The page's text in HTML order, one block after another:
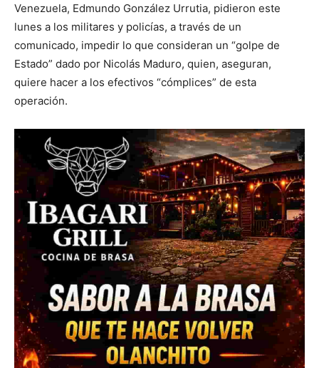
Venezuela, Edmundo González Urrutia, pidieron este
lunes a los militares y policías, a través de un
comunicado, impedir lo que consideran un “golpe de
Estado” dado por Nicolás Maduro, quien, aseguran,
quiere hacer a los efectivos “cómplices” de esta
operación.